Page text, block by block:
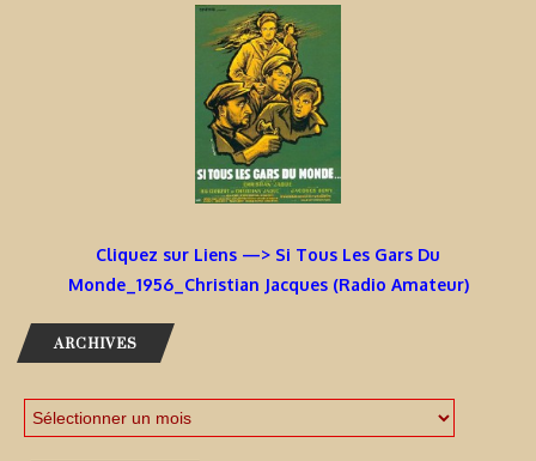
Cliquez sur Liens —> Si Tous Les Gars Du
Monde_1956_Christian Jacques (Radio Amateur)
ARCHIVES